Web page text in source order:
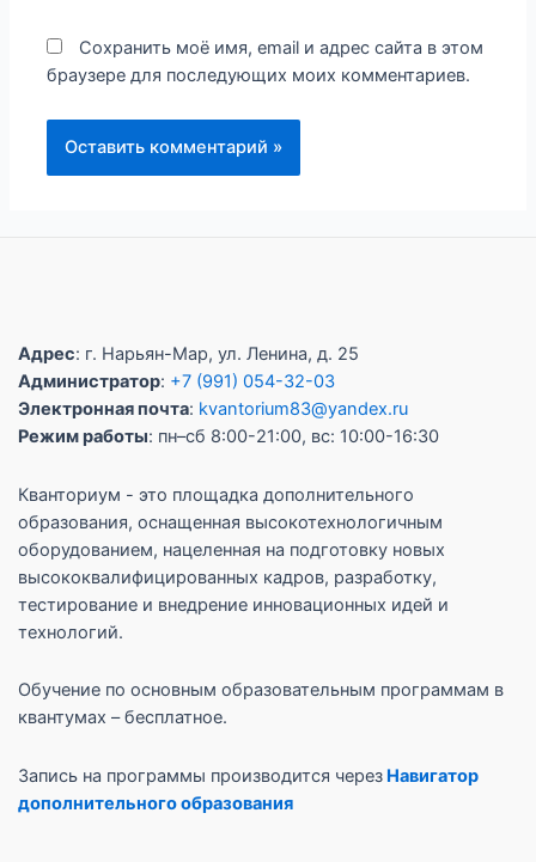
Сохранить моё имя, email и адрес сайта в этом
браузере для последующих моих комментариев.
Адрес: г. Нарьян-Мар, ул. Ленина, д. 25
Администратор: +7 (991) 054-32-03
Электронная почта: kvantorium83@yandex.ru
Режим работы: пн–сб 8:00-21:00, вс: 10:00-16:30
Кванториум - это площадка дополнительного
образования, оснащенная высокотехнологичным
оборудованием, нацеленная на подготовку новых
высококвалифицированных кадров, разработку,
тестирование и внедрение инновационных идей и
технологий.
Обучение по основным образовательным программам в
квантумах – бесплатное.
Запись на программы производится через Навигатор
дополнительного образования